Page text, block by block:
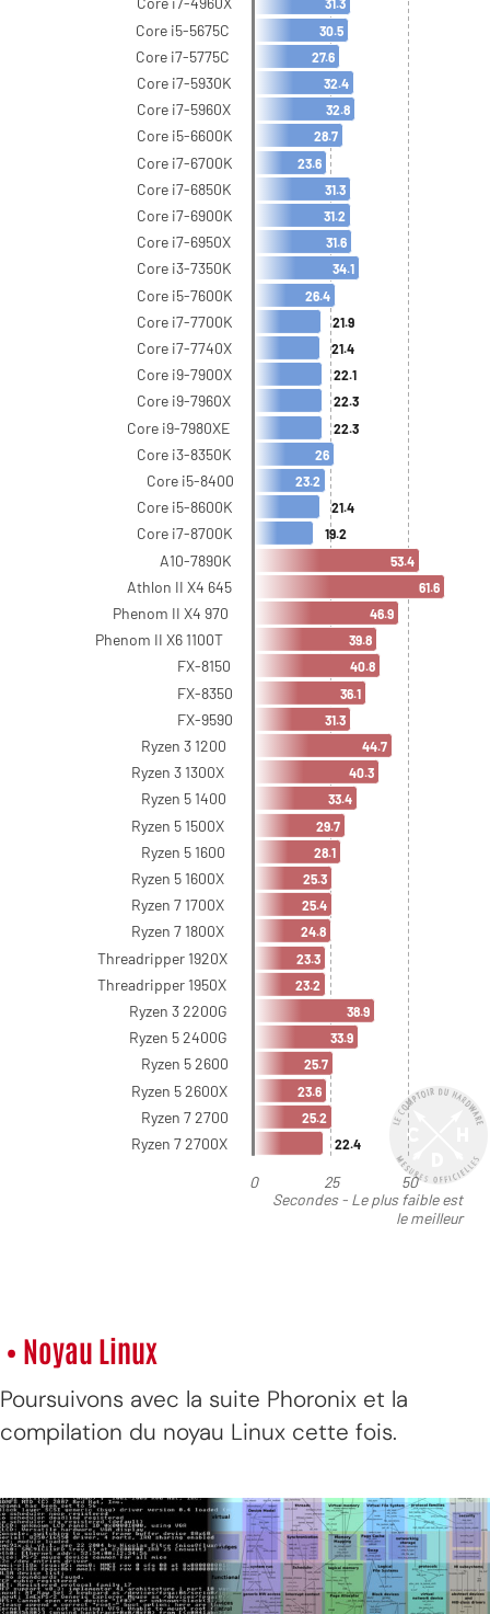
• Noyau Linux
Poursuivons avec la suite Phoronix et la
compilation du noyau Linux cette fois.